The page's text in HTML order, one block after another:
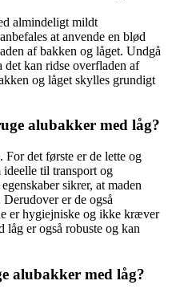
almindeligt mildt
at anvende en blød
af bakken og låget. Undgå
det kan ridse overfladen af
og låget skylles grundigt
alubakker med låg?
det første er de lette og
ideelle til transport og
sikrer, at maden
er de også
er hygiejniske og ikke kræver
er også robuste og kan
alubakker med låg?